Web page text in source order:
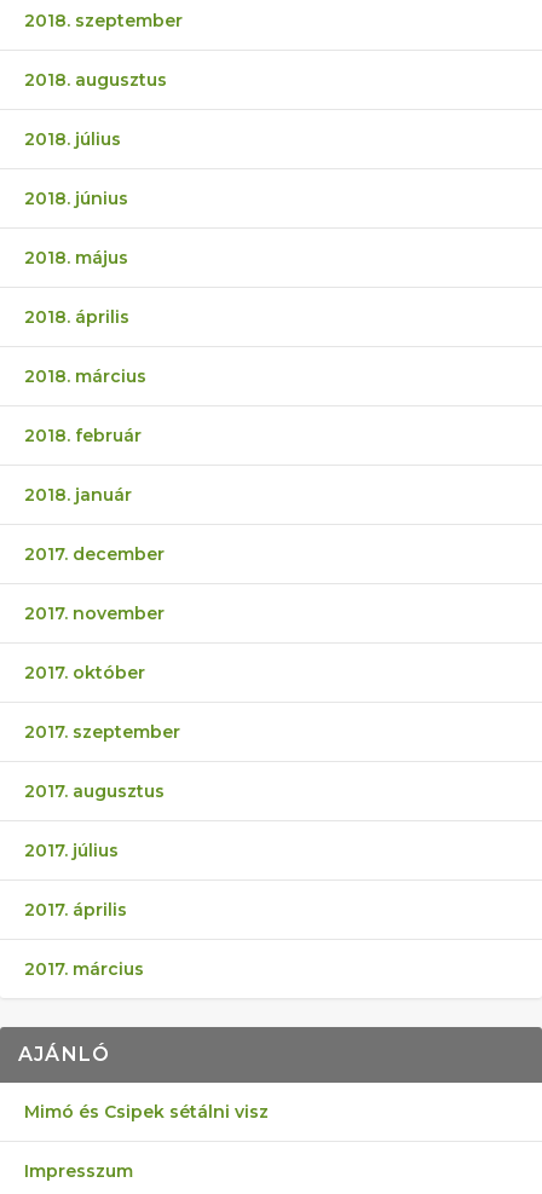
2018. szeptember
2018. augusztus
2018. július
2018. június
2018. május
2018. április
2018. március
2018. február
2018. január
2017. december
2017. november
2017. október
2017. szeptember
2017. augusztus
2017. július
2017. április
2017. március
AJÁNLÓ
Mimó és Csipek sétálni visz
Impresszum